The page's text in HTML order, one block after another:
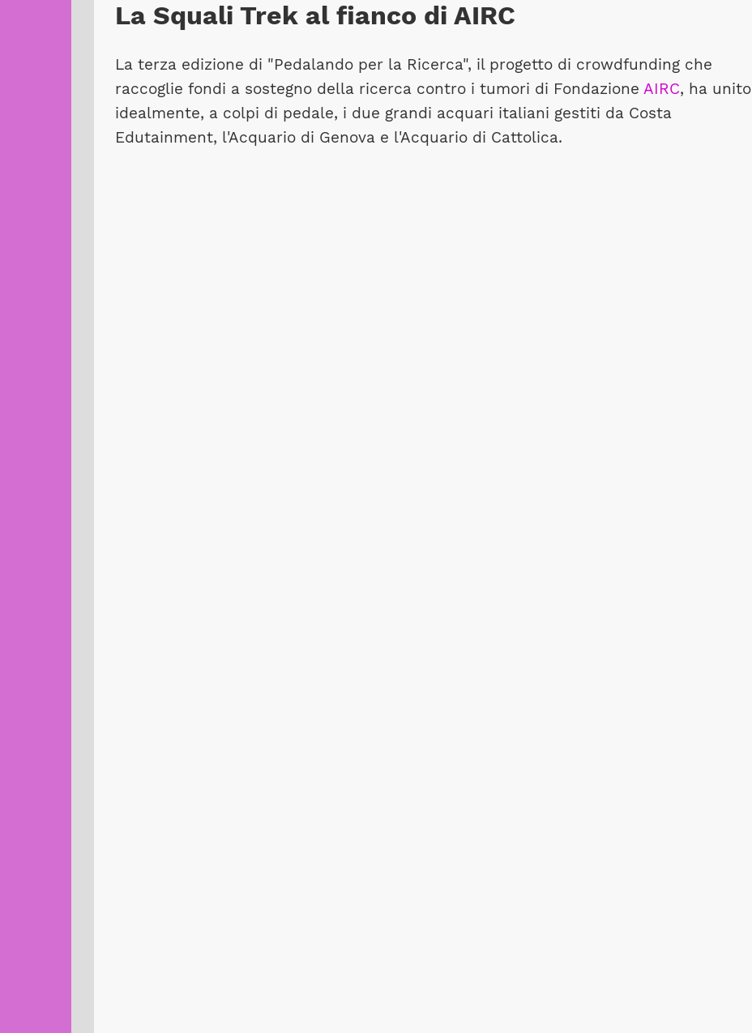
La Squali Trek al fianco di AIRC
La terza edizione di "Pedalando per la Ricerca", il progetto di crowdfunding che
raccoglie fondi a sostegno della ricerca contro i tumori di Fondazione AIRC, ha unito
idealmente, a colpi di pedale, i due grandi acquari italiani gestiti da Costa
Edutainment, l'Acquario di Genova e l'Acquario di Cattolica.